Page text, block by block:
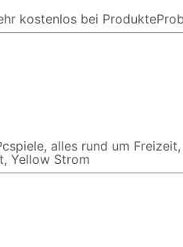
kostenlos bei
alles rund um Freizeit,
Yellow Strom